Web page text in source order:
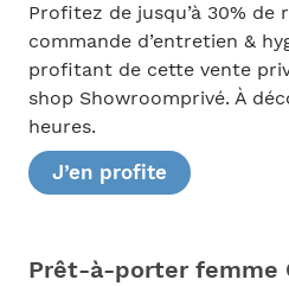
Profitez de jusqu’à 30% de
commande d’entretien &
profitant de cette vente
shop Showroomprivé. À
heures.
J’en profite
Prêt-à-porter femme